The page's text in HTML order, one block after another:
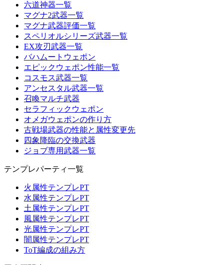
六道神器一覧
マグナ2武器一覧
マグナ武器評価一覧
スペリオルシリーズ武器一覧
EX攻刃武器一覧
バハムートウェポン
エピックウェポン性能一覧
コスモス武器一覧
アンセスタル武器一覧
召喚マルチ武器
セラフィックウェポン
オメガウェポンの作り方
古戦場武器の性能と属性変更先
四象降臨の交換武器
ジョブ専用武器一覧
テンプレパーティ一覧
火属性テンプレPT
水属性テンプレPT
土属性テンプレPT
風属性テンプレPT
光属性テンプレPT
闇属性テンプレPT
ToT編成の組み方